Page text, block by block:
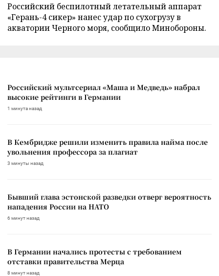
Российский беспилотный летательный аппарат
«Герань-4 сикер» нанес удар по сухогрузу в
акватории Черного моря, сообщило Минобороны.
Российский мультсериал «Маша и Медведь» набрал
высокие рейтинги в Германии
1 минута назад
В Кембридже решили изменить правила найма после
увольнения профессора за плагиат
3 минуты назад
Бывший глава эстонской разведки отверг вероятность
нападения России на НАТО
6 минут назад
В Германии начались протесты с требованием
отставки правительства Мерца
8 минут назад